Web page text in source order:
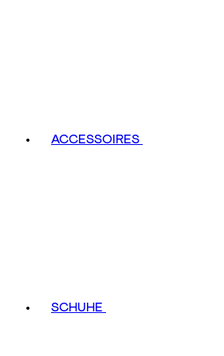
ACCESSOIRES
SCHUHE